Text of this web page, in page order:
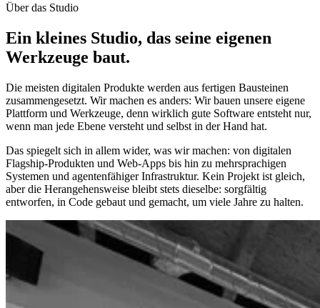
Über das Studio
Ein kleines Studio, das seine eigenen
Werkzeuge baut.
Die meisten digitalen Produkte werden aus fertigen Bausteinen
zusammengesetzt. Wir machen es anders: Wir bauen unsere eigene
Plattform und Werkzeuge, denn wirklich gute Software entsteht nur,
wenn man jede Ebene versteht und selbst in der Hand hat.
Das spiegelt sich in allem wider, was wir machen: von digitalen
Flagship-Produkten und Web-Apps bis hin zu mehrsprachigen
Systemen und agentenfähiger Infrastruktur. Kein Projekt ist gleich,
aber die Herangehensweise bleibt stets dieselbe: sorgfältig
entworfen, in Code gebaut und gemacht, um viele Jahre zu halten.